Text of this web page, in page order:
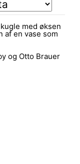
med øksen
en vase som
og Otto Brauer